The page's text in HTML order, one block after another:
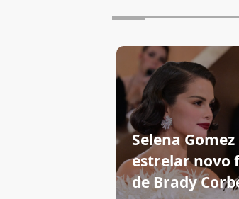
Selena
estrelar novo
de Brady